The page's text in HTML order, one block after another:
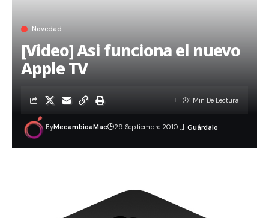
Novedad
[Video] Asi funciona el nuevo
Apple TV
ByMecambioaMac 29 Septiembre 2010
1 Min De Lectura